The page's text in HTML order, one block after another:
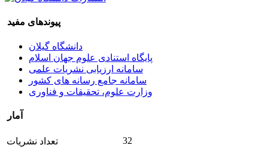
پیوندهای مفید
دانشگاه گیلان
پایگاه استنادی علوم جهان اسلام
سامانه ارزیابی نشریات علمی
سامانه جامع رسانه های کشور
وزارت علوم، تحقیقات و فناوری
آمار
تعداد نشریات
32